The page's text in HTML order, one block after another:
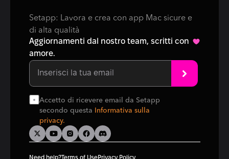
Setapp: Lavora e crea con app Mac sicure e
di alta qualità
Aggiornamenti dal nostro team, scritti con
amore.
Accetto di ricevere email da Setapp
secondo questa Informativa sulla
privacy.
Need help?Terms of UsePrivacy Policy